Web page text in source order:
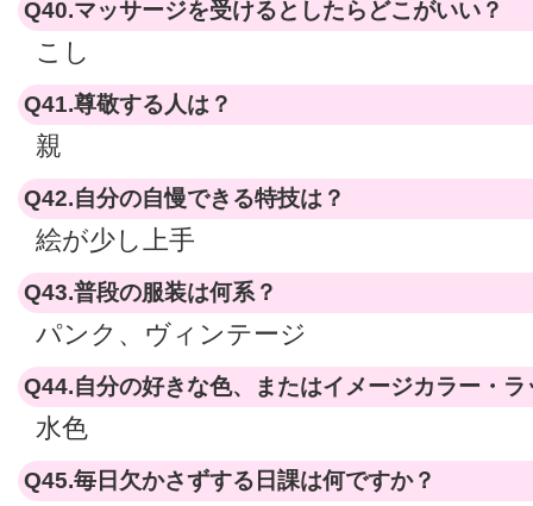
Q40.マッサージを受けるとしたらどこがいい？
こし
Q41.尊敬する人は？
親
Q42.自分の自慢できる特技は？
絵が少し上手
Q43.普段の服装は何系？
パンク、ヴィンテージ
Q44.自分の好きな色、またはイメージカラー・
水色
Q45.毎日欠かさずする日課は何ですか？